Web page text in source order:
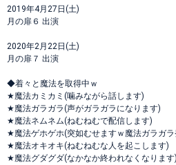
2019年4月27日(土)
月の扉６ 出演
2020年2月22日(土)
月の扉７ 出演
◆着々と魔法を取得中ｗ
★魔法カミカミ(噛みながら話します)
★魔法ガラガラ(声がガラガラになります)
★魔法ネムネム(ねむねむで配信します)
★魔法ゲホゲホ(突如むせますｗ魔法ガラガ
★魔法オキオキ(ねむねむな人を起こします)
★魔法グダグダ(なかなか終われなくなります)